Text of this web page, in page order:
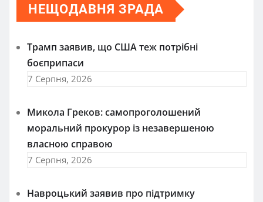
НЕЩОДАВНЯ ЗРАДА
Трамп заявив, що США теж потрібні
боєприпаси
7 Серпня, 2026
Микола Греков: самопроголошений
моральний прокурор із незавершеною
власною справою
7 Серпня, 2026
Навроцький заявив про підтримку